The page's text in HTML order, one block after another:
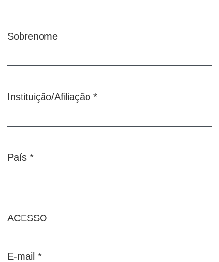
Sobrenome
Instituição/Afiliação *
País *
ACESSO
E-mail *